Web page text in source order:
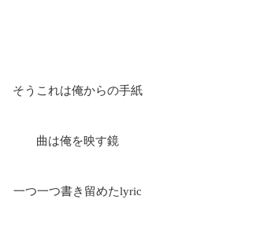
そうこれは俺からの手紙
曲は俺を映す鏡
一つ一つ書き留めたlyric